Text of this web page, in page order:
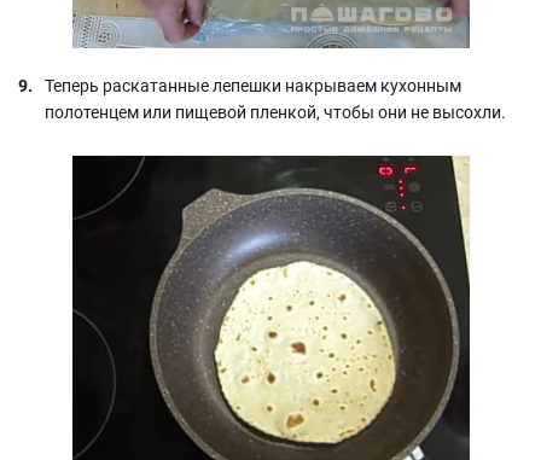
Теперь раскатанные лепешки накрываем кухонным
полотенцем или пищевой пленкой, чтобы они не высохли.